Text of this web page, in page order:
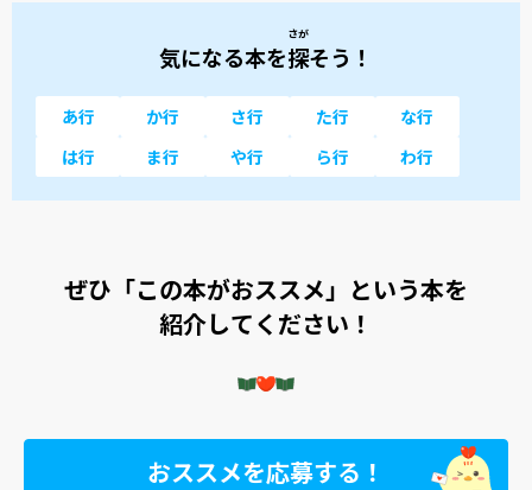
気になる本を探
さが
そう！
あ行 か行 さ行 た行
な行
は行
ま行 や行 ら行 わ行
ぜひ「この本がおススメ」という本を
紹介してください！
おススメを応募する！